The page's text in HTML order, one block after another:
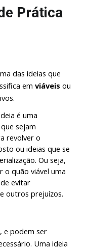
Prática
das ideias que
emviáveisou
é uma
sejam
revolver o
ou ideias que se
Ou seja,
quão viável uma
evitar
outros prejuízos.
e podem ser
Uma ideia